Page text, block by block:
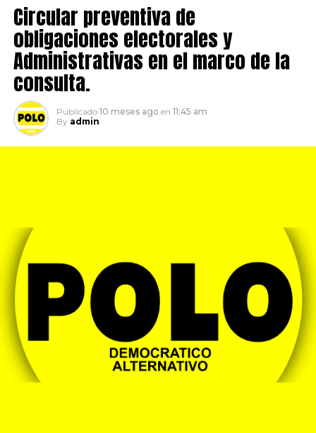
Circular preventiva de
obligaciones electorales y
Administrativas en el marco de la
consulta.
Publicado 10 meses ago en 11:45 am
By admin